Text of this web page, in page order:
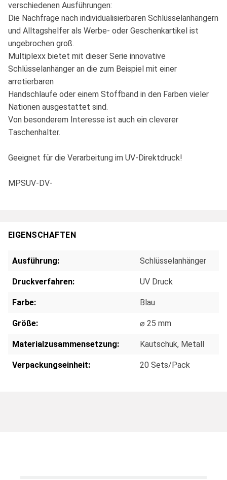
verschiedenen Ausführungen:
Die Nachfrage nach individualisierbaren Schlüsselanhängern
und Alltagshelfer als Werbe- oder Geschenkartikel ist
ungebrochen groß.
Multiplexx bietet mit dieser Serie innovative
Schlüsselanhänger an die zum Beispiel mit einer
arretierbaren
Handschlaufe oder einem Stoffband in den Farben vieler
Nationen ausgestattet sind.
Von besonderem Interesse ist auch ein cleverer
Taschenhalter.
Geeignet für die Verarbeitung im UV-Direktdruck!
MPSUV-DV-
EIGENSCHAFTEN
Ausführung: Schlüsselanhänger
Druckverfahren: UV Druck
Farbe: Blau
Größe: ⌀ 25 mm
Materialzusammensetzung: Kautschuk, Metall
Verpackungseinheit: 20 Sets/Pack